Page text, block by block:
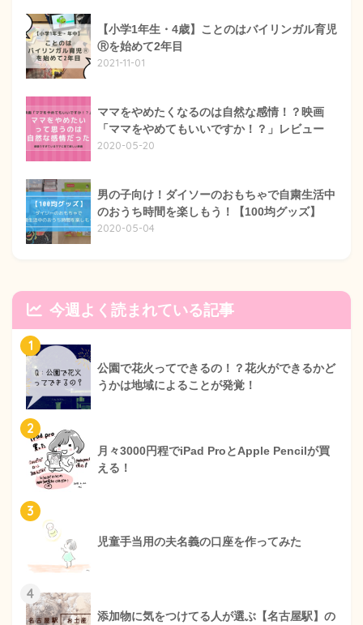
【小学1年生・4歳】ことのはバイリンガル育児
Ⓡを始めて2年目
2021-11-01
ママをやめたくなるのは自然な感情！？映画
「ママをやめてもいいですか！？」レビュー
2020-05-20
男の子向け！ダイソーのおもちゃで自粛生活中
のおうち時間を楽しもう！【100均グッズ】
2020-05-04
今週よく読まれている記事
1
公園で花火ってできるの！？花火ができるかど
うかは地域によることが発覚！
2
月々3000円程でiPad ProとApple Pencilが買
える！
3
児童手当用の夫名義の口座を作ってみた
4
添加物に気をつけてる人が選ぶ【名古屋駅】の